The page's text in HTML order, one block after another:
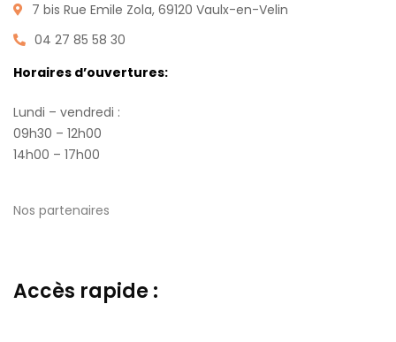
7 bis Rue Emile Zola, 69120 Vaulx-en-Velin
04 27 85 58 30
Horaires d’ouvertures:
Lundi – vendredi :
09h30 – 12h00
14h00 – 17h00
Nos partenaires
Accès rapide :